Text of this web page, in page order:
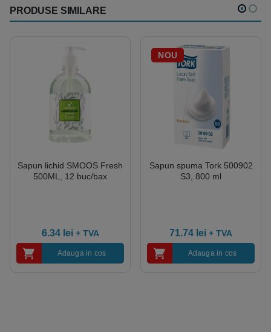
PRODUSE SIMILARE
Sapun lichid SMOOS Fresh
500ML, 12 buc/bax
6.34 lei + TVA
Adauga in cos
NOU
Sapun spuma Tork 500902
S3, 800 ml
71.74 lei + TVA
Adauga in cos